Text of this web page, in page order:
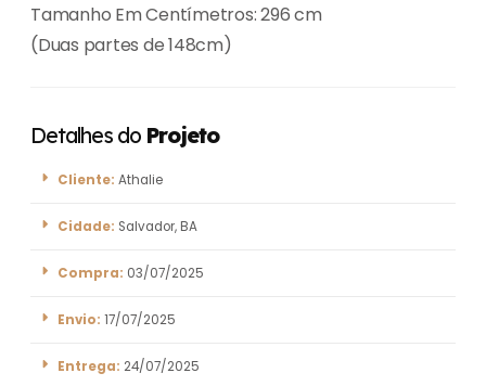
Tamanho Em Centímetros: 296 cm
(Duas partes de 148cm)
Detalhes do Projeto
Cliente: Athalie
Cidade: Salvador, BA
Compra: 03/07/2025
Envio: 17/07/2025
Entrega: 24/07/2025